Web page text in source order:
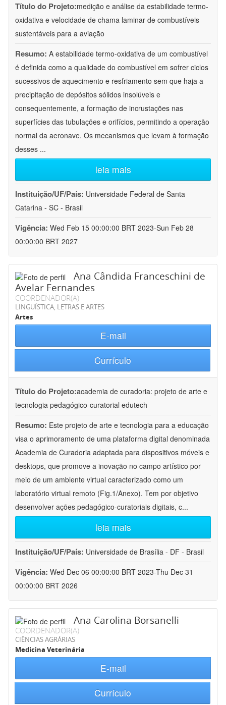
Título do Projeto:medição e análise da estabilidade termo-
oxidativa e velocidade de chama laminar de combustíveis
sustentáveis para a aviação
Resumo: A estabilidade termo-oxidativa de um combustível
é definida como a qualidade do combustível em sofrer ciclos
sucessivos de aquecimento e resfriamento sem que haja a
precipitação de depósitos sólidos insolúveis e
consequentemente, a formação de incrustações nas
superfícies das tubulações e orifícios, permitindo a operação
normal da aeronave. Os mecanismos que levam à formação
desses ...
leia mais
Instituição/UF/País: Universidade Federal de Santa
Catarina - SC - Brasil
Vigência: Wed Feb 15 00:00:00 BRT 2023-Sun Feb 28
00:00:00 BRT 2027
Ana Cândida Franceschini de
Avelar Fernandes
COORDENADOR(A)
LINGÜÍSTICA, LETRAS E ARTES
Artes
E-mail
Currículo
Título do Projeto:academia de curadoria: projeto de arte e
tecnologia pedagógico-curatorial edutech
Resumo: Este projeto de arte e tecnologia para a educação
visa o aprimoramento de uma plataforma digital denominada
Academia de Curadoria adaptada para dispositivos móveis e
desktops, que promove a inovação no campo artístico por
meio de um ambiente virtual caracterizado como um
laboratório virtual remoto (Fig.1/Anexo). Tem por objetivo
desenvolver ações pedagógico-curatoriais digitais, c...
leia mais
Instituição/UF/País: Universidade de Brasília - DF - Brasil
Vigência: Wed Dec 06 00:00:00 BRT 2023-Thu Dec 31
00:00:00 BRT 2026
Ana Carolina Borsanelli
COORDENADOR(A)
CIÊNCIAS AGRÁRIAS
Medicina Veterinária
E-mail
Currículo